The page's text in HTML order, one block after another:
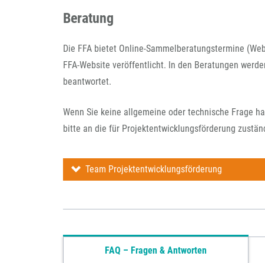
Beratung
Die FFA bietet Online-Sammelberatungstermine
FFA-Website veröffentlicht. In den Beratungen
beantwortet.
Wenn Sie keine allgemeine oder technische Frage
bitte an die für Projektentwicklungsförderung
Team Projektentwicklungsförderung
FAQ – Fragen & Antworten